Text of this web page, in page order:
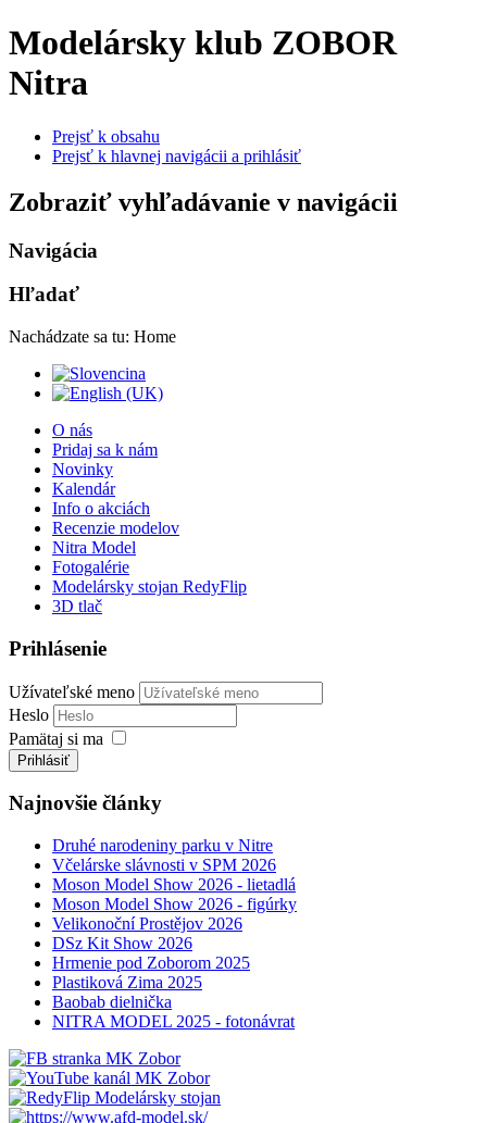
Modelársky klub ZOBOR
Nitra
Prejsť k obsahu
Prejsť k hlavnej navigácii a prihlásiť
Zobraziť vyhľadávanie v navigácii
Navigácia
Hľadať
Nachádzate sa tu: Home
O nás
Pridaj sa k nám
Novinky
Kalendár
Info o akciách
Recenzie modelov
Nitra Model
Fotogalérie
Modelársky stojan RedyFlip
3D tlač
Prihlásenie
Užívateľské meno
Heslo
Pamätaj si ma
Prihlásiť
Najnovšie články
Druhé narodeniny parku v Nitre
Včelárske slávnosti v SPM 2026
Moson Model Show 2026 - lietadlá
Moson Model Show 2026 - figúrky
Velikonoční Prostějov 2026
DSz Kit Show 2026
Hrmenie pod Zoborom 2025
Plastiková Zima 2025
Baobab dielnička
NITRA MODEL 2025 - fotonávrat